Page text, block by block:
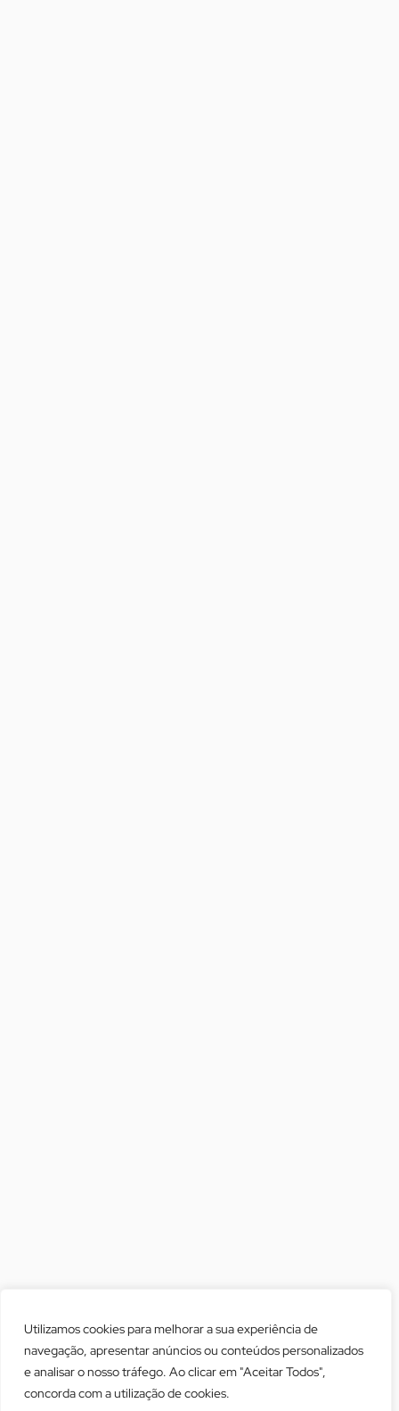
Utilizamos cookies para melhorar a sua experiência de
navegação, apresentar anúncios ou conteúdos personalizados
e analisar o nosso tráfego. Ao clicar em "Aceitar Todos",
concorda com a utilização de cookies.